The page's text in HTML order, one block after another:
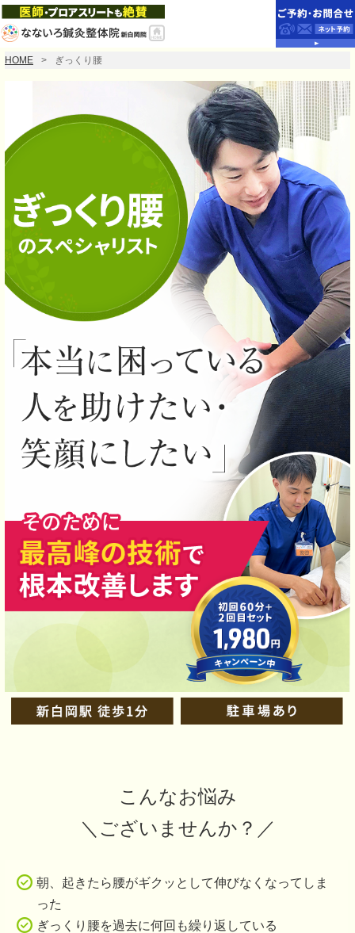
HOME ぎっくり腰
こんなお悩み
＼ございませんか？ ／
朝、起きたら腰がギクッとして伸びなくなってしま
った
ぎっくり腰を過去に何回も繰り返している